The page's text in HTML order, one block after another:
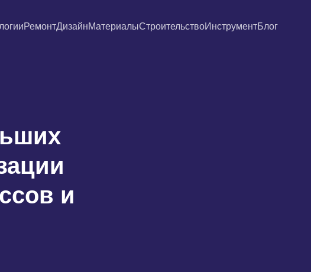
РемонтДизайнМатериалыСтроительствоИнструментБлог
и